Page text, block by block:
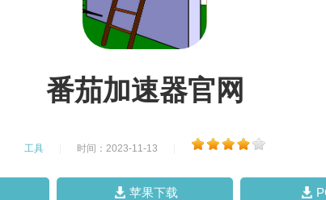
番茄加速器官网
工具 时间：2023-11-13
苹果下载